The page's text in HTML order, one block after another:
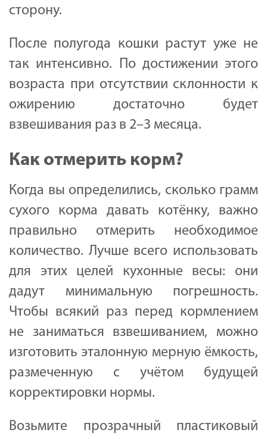
сторону.
После полугода кошки растут уже не
так интенсивно. По достижении этого
возраста при отсутствии склонности к
ожирению достаточно будет
взвешивания раз в 2–3 месяца.
Как отмерить корм?
Когда вы определились, сколько грамм
сухого корма давать котёнку, важно
правильно отмерить необходимое
количество. Лучше всего использовать
для этих целей кухонные весы: они
дадут минимальную погрешность.
Чтобы всякий раз перед кормлением
не заниматься взвешиванием, можно
изготовить эталонную мерную ёмкость,
размеченную с учётом будущей
корректировки нормы.
Возьмите прозрачный пластиковый